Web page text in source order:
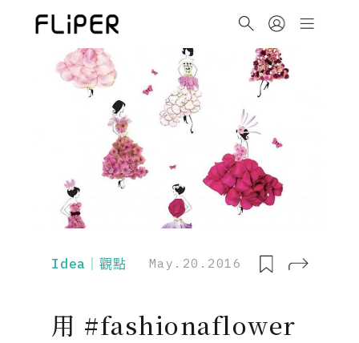
Idea｜觀點 May.20.2016
用 #fashionaflower